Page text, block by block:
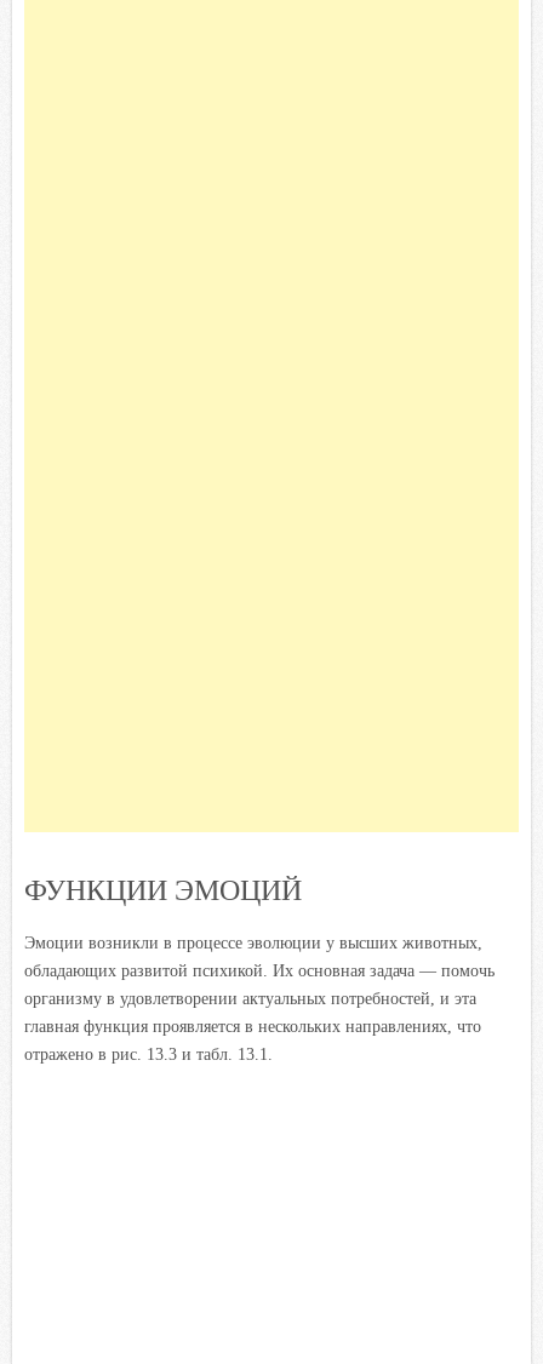
ФУНКЦИИ ЭМОЦИЙ
Эмоции возникли в процессе эволюции у высших животных,
обладающих развитой психикой. Их основная задача — помочь
организму в удовлетворении актуальных потребностей, и эта
главная функция проявляется в нескольких направлениях, что
отражено в рис. 13.3 и табл. 13.1.